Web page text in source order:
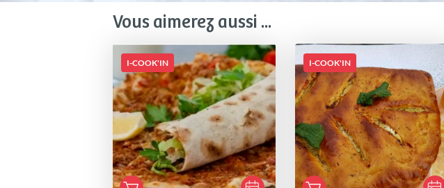
Vous aimerez aussi ...
I-COOK'IN I-COOK'IN